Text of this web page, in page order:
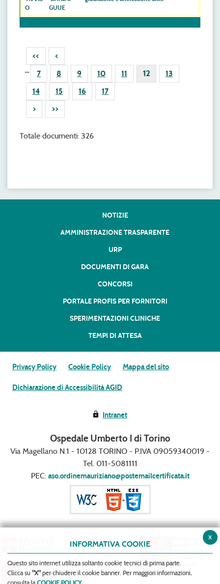
O
GUUE
<<
<
...
7 8 9 10 11 12
13
14
15 16
17
>
>>
Totale documenti: 326
NOTIZIE
AMMINISTRAZIONE TRASPARENTE
URP
DOCUMENTI DI GARA
CONCORSI
PORTALE PROFIS PER FORNITORI
SPERIMENTAZIONI CLINICHE
TEMPI DI ATTESA
Privacy Policy Cookie Policy Mappa del sito
Dichiarazione di Accessibilità AGID
Intranet
Ospedale Umberto I di Torino
Via Magellano N.1 - 10128 TORINO - P.IVA 09059340019 -
Tel. 011-5081111
PEC: aso.ordinemauriziano@postemailcertificata.it
x
INFORMATIVA COOKIE
Questo sito internet utilizza soltanto cookie tecnici di prima parte.
Clicca su "X"per chiudere il cookie banner. Per maggiori informazioni,